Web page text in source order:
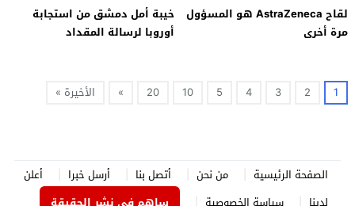
لقاح AstraZeneca هو المسؤول
مرة أخرى
خيبة أمل دمشق من استجابة
أوروبا لرسالة المقداد
1
2
3
4
5
10
20
» الأخيرة »
الصفحة الرئيسية من نحن أتصل بنا أرسل خبرا
أعلن